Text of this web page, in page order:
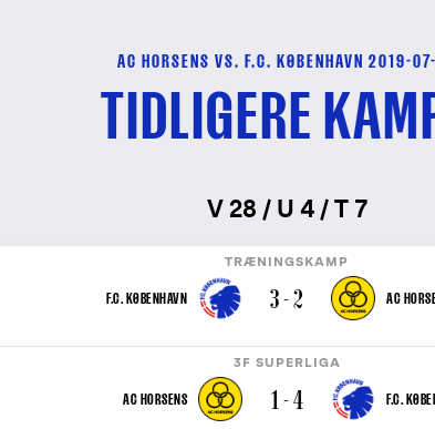
AC HORSENS VS. F.C. KØBENHAVN 2019-
TIDLIGERE
V 28 / U 4 / T 7
TRÆNINGSKAMP
F.C. KØBENHAVN 3 - 2 AC
3F SUPERLIGA
AC HORSENS 1 - 4 F.C.